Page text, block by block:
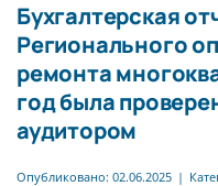
Бухгалтерская
Регионального
ремонта
год была
аудитором
Опубликовано: 02.06.2025 |